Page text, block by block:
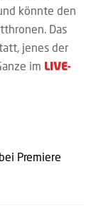
könnte den
Das
jenes der
im LIVE-
Premiere